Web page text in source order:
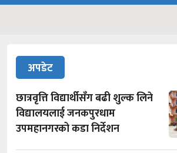
अपडेट
छात्रवृत्ति विद्यार्थीसँग बढी शुल्क लिने
विद्यालयलाई जनकपुरधाम
उपमहानगरको कडा निर्देशन